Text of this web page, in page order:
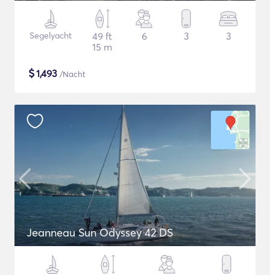
Segelyacht
49 ft
15 m
6 3 3
$1,493 /Nacht
Jeanneau Sun Odyssey 42 DS